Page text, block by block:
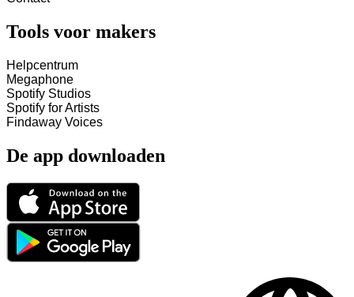
Tools voor makers
Helpcentrum
Megaphone
Spotify Studios
Spotify for Artists
Findaway Voices
De app downloaden